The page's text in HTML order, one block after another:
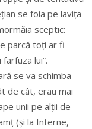
se foia pe lavița
sceptic:
parcă toți ar fi
lui”.
se va schimba
de cât, erau mai
unii pe alții de
(și la Interne,